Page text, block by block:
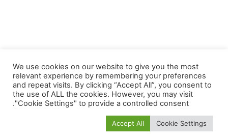
أخبار السيارات
نصائح عن السيارات
تقييم ومقارنة السيارات
خدمات
اسأل ملاكي
Mallaky Auto
We use cookies on our website to give you the most
relevant experience by remembering your preferences
and repeat visits. By clicking “Accept All”, you consent to
the use of ALL the cookies. However, you may visit
"Cookie Settings" to provide a controlled consent.
Cookie Settings
Accept All